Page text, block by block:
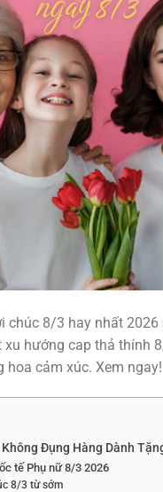
chúc 8/3 hay nhất
xu hướng cap thả thính
hoa cảm xúc. Xem ngay!
Đụng Hàng Dành
tế Phụ nữ 8/3 2026
8/3 từ sớm